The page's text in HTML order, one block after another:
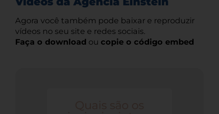
Agora você também pode baixar e reproduzir
vídeos no seu site e redes sociais.
Faça o download ou copie o código embed